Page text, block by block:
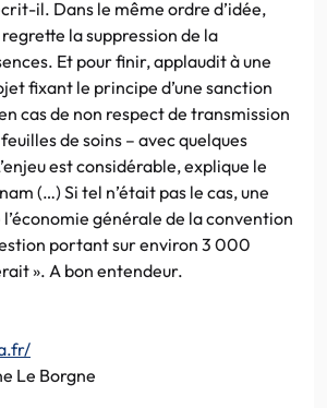
il. Dans le même ordre d’idée,
la suppression de la
Et pour finir, applaudit à une
fixant le principe d’une sanction
cas de non respect de transmission
de soins – avec quelques
est considérable, explique le
(…) Si tel n’était pas le cas, une
générale de la convention
portant sur environ 3 000
». A bon entendeur.
Le Borgne